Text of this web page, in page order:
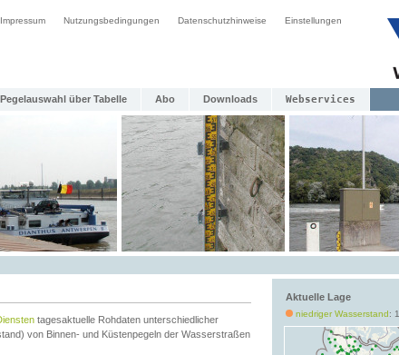
Impressum Nutzungsbedingungen Datenschutzhinweise Einstellungen
Pegelauswahl über Tabelle Abo Downloads Webservices
Aktuelle Lage
niedriger Wasserstand:
tagesaktuelle Rohdaten unterschiedlicher
von Binnen- und Küstenpegeln der Wasserstraßen